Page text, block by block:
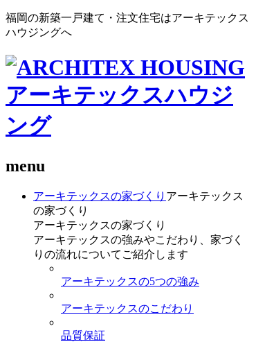
福岡の新築一戸建て・注文住宅はアーキテックス
ハウジングへ
menu
アーキテックスの家づくり アーキテックス
の家づくり
アーキテックスの家づくり
アーキテックスの強みやこだわり、家づく
りの流れについてご紹介します
アーキテックスの5つの強み
アーキテックスのこだわり
品質保証